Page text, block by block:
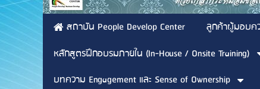
สถาบัน People Develop Center ลูกค้าผู้มอบคว
หลักสูตรฝึกอบรมภายใน (In-House / Onsite Training)
บทความ Engagement และ Sense of Ownership